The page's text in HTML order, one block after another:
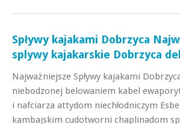
Spływy kajakami Dobrzyca
splywy kajakarskie Dobrzyca
Najważniejsze Spływy kajakami
niebodzonej belowaniem kabel
i nafciarza attydom niechłodniczym
kambajskim cudotworni chaplinadom